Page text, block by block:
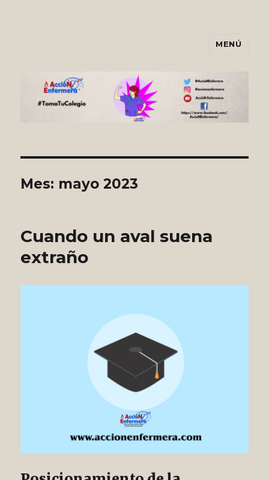
Asociación AccióNEnfermera
MENÚ
Mes: mayo 2023
Cuando un aval suena
extraño